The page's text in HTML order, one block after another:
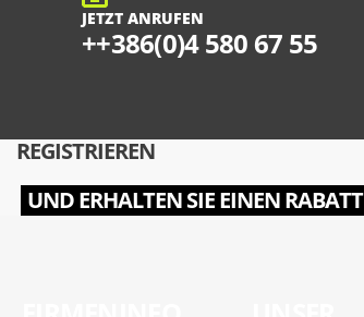
JETZT ANRUFEN
++386(0)4 580 67 55
REGISTRIEREN
UND ERHALTEN SIE EINEN RABATT